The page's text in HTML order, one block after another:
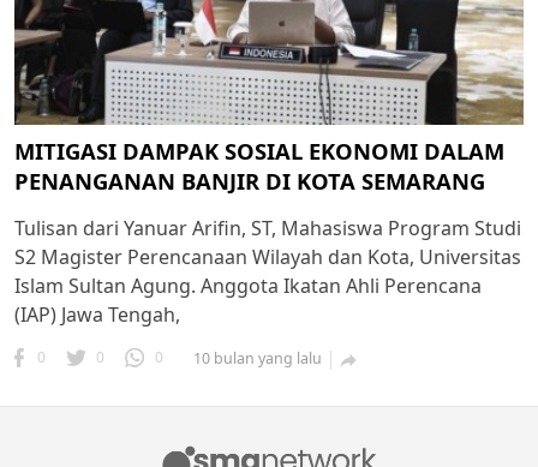
MITIGASI DAMPAK SOSIAL EKONOMI DALAM
PENANGANAN BANJIR DI KOTA SEMARANG
Tulisan dari Yanuar Arifin, ST, Mahasiswa Program Studi
S2 Magister Perencanaan Wilayah dan Kota, Universitas
Islam Sultan Agung. Anggota Ikatan Ahli Perencana
(IAP) Jawa Tengah,
0 0 0 10 bulan yang lalu 